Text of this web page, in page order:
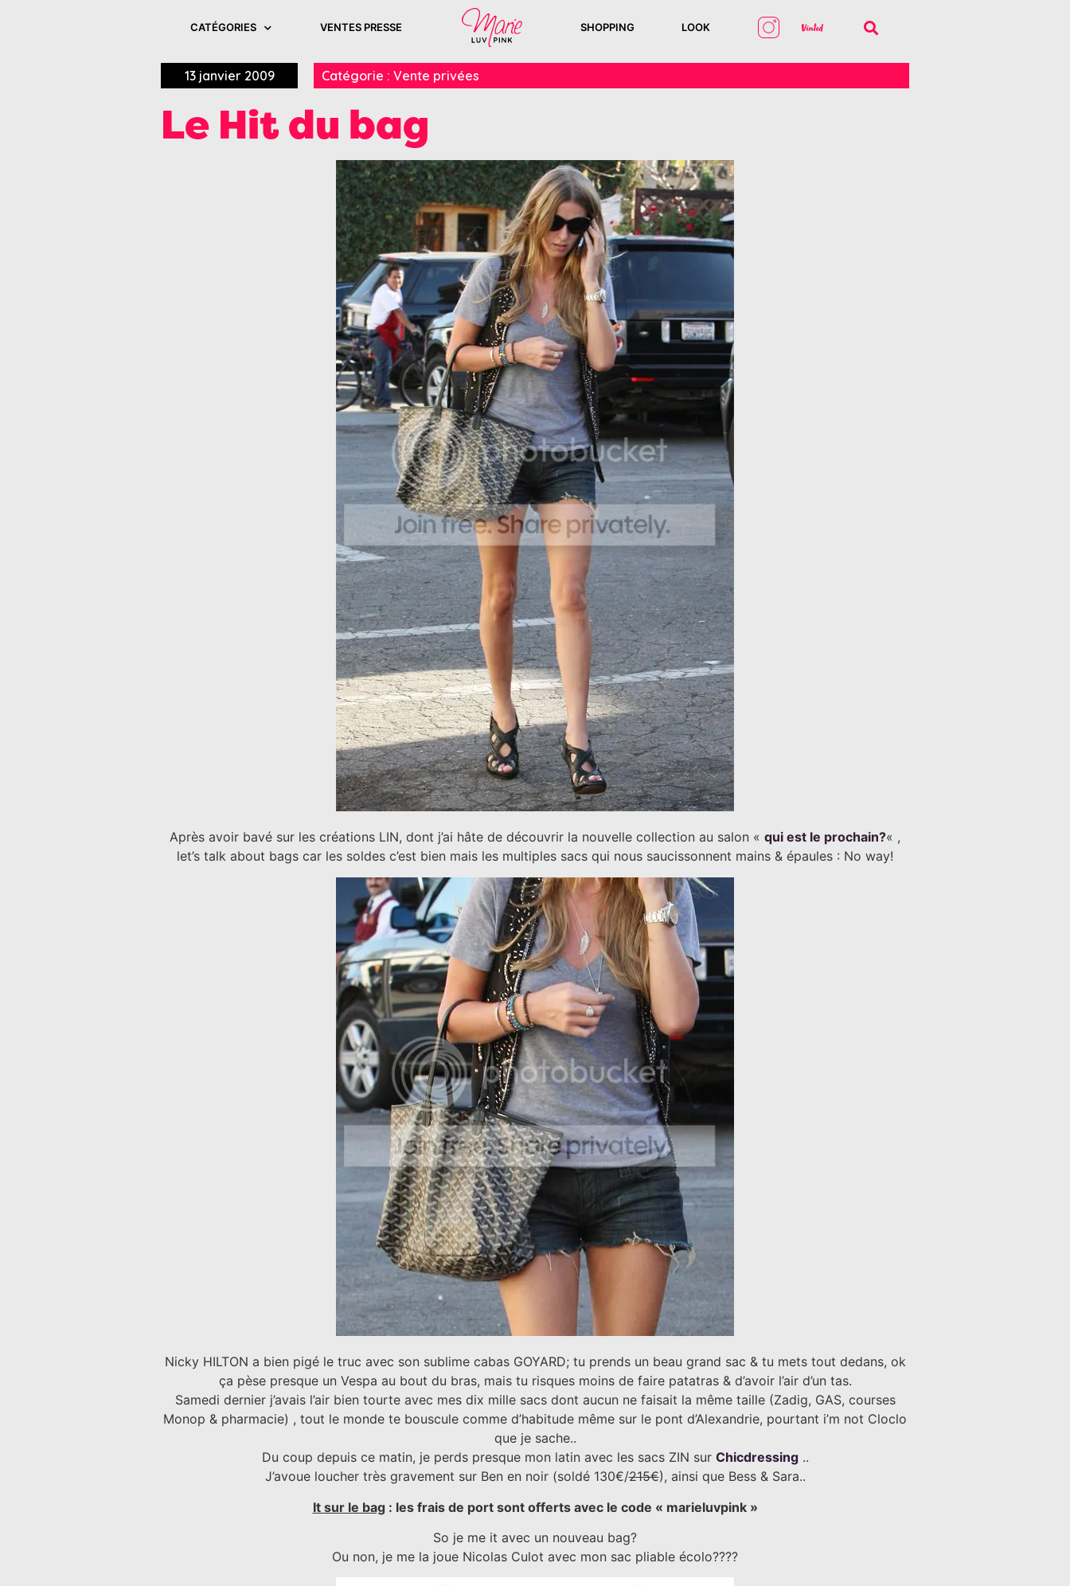
CATÉGORIES VENTES PRESSE SHOPPING LOOK
13 janvier 2009 Catégorie : Vente privées
Le Hit du bag
Après avoir bavé sur les créations LIN, dont j’ai hâte de découvrir la nouvelle collection au salon « qui est le prochain?« ,
let’s talk about bags car les soldes c’est bien mais les multiples sacs qui nous saucissonnent mains & épaules : No way!
Nicky HILTON a bien pigé le truc avec son sublime cabas GOYARD; tu prends un beau grand sac & tu mets tout dedans, ok
ça pèse presque un Vespa au bout du bras, mais tu risques moins de faire patatras & d’avoir l’air d’un tas.
Samedi dernier j’avais l’air bien tourte avec mes dix mille sacs dont aucun ne faisait la même taille (Zadig, GAS, courses
Monop & pharmacie) , tout le monde te bouscule comme d’habitude même sur le pont d’Alexandrie, pourtant i’m not Cloclo
que je sache..
Du coup depuis ce matin, je perds presque mon latin avec les sacs ZIN sur Chicdressing..
J’avoue loucher très gravement sur Ben en noir (soldé 130€/215€), ainsi que Bess & Sara..
It sur le bag: les frais de port sont offerts avec le code « marieluvpink »
So je me it avec un nouveau bag?
Ou non, je me la joue Nicolas Culot avec mon sac pliable écolo????